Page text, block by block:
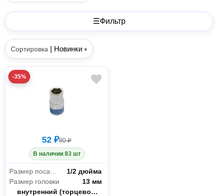
☰Фильтр
Сортировка | Новинки ▾
-35%
52 ₽80 ₽
В наличии 83 шт
1/2 дюйма
Размер головки
13 мм
Форма наконечника
внутренний (торцевой) шестигранник